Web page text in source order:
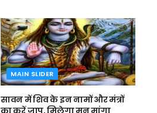
MAIN SLIDER
सावन में शिव के इन नामों और मंत्रों
का करें जाप, मिलेगा मन मांगा